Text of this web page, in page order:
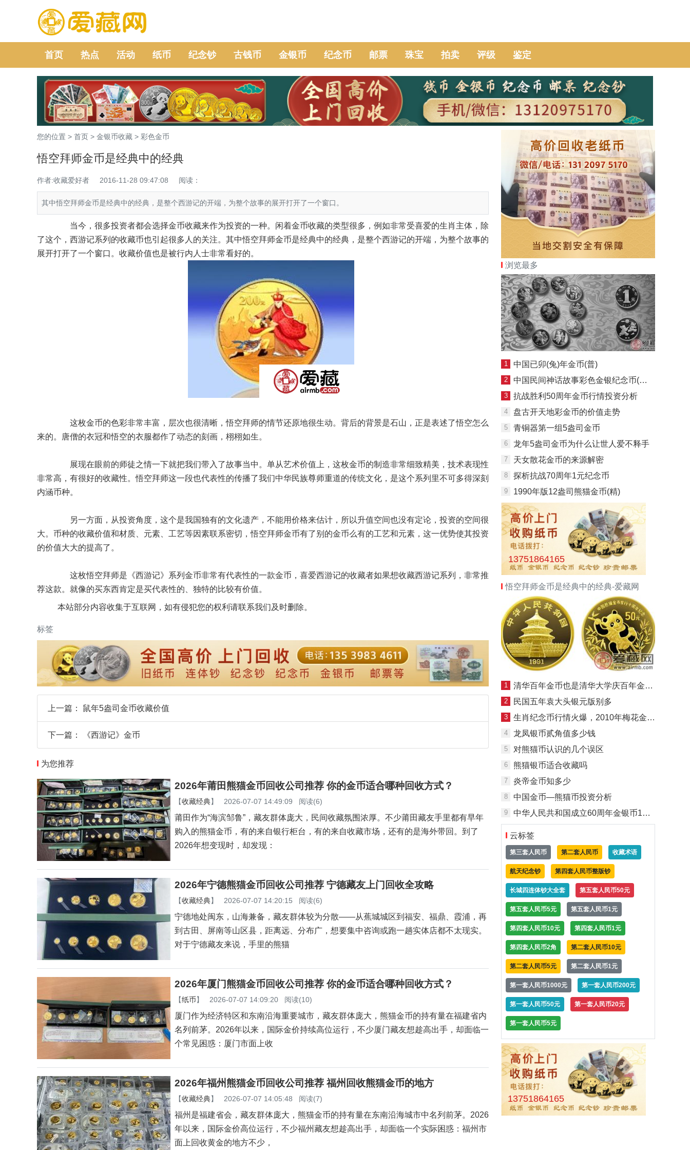
首页 热点 活动 纸币 纪念钞 古钱币 金银币 纪念币 邮票 珠宝 拍卖 评级 鉴定
您的位置 > 首页 > 金银币收藏 > 彩色金币
悟空拜师金币是经典中的经典
作者:收藏爱好者 2016-11-28 09:47:08 阅读：
其中悟空拜师金币是经典中的经典，是整个西游记的开端，为整个故事的展开打开了一个窗口。
当今，很多投资者都会选择金币收藏来作为投资的一种。闲着金币收藏的类型很多，例如非常受喜爱的生肖主体，除
了这个，西游记系列的收藏币也引起很多人的关注。其中悟空拜师金币是经典中的经典，是整个西游记的开端，为整个故事的
展开打开了一个窗口。收藏价值也是被行内人士非常看好的。
这枚金币的色彩非常丰富，层次也很清晰，悟空拜师的情节还原地很生动。背后的背景是石山，正是表述了悟空怎么
来的。唐僧的衣冠和悟空的衣服都作了动态的刻画，栩栩如生。
展现在眼前的师徒之情一下就把我们带入了故事当中。单从艺术价值上，这枚金币的制造非常细致精美，技术表现性
非常高，有很好的收藏性。悟空拜师这一段也代表性的传播了我们中华民族尊师重道的传统文化，是这个系列里不可多得深刻
内涵币种。
另一方面，从投资角度，这个是我国独有的文化遗产，不能用价格来估计，所以升值空间也没有定论，投资的空间很
大。币种的收藏价值和材质、元素、工艺等因素联系密切，悟空拜师金币有了别的金币么有的工艺和元素，这一优势使其投资
的价值大大的提高了。
这枚悟空拜师是《西游记》系列金币非常有代表性的一款金币，喜爱西游记的收藏者如果想收藏西游记系列，非常推
荐这款。就像的买东西肯定是买代表性的、独特的比较有价值。
本站部分内容收集于互联网，如有侵犯您的权利请联系我们及时删除。
标签
上一篇： 鼠年5盎司金币收藏价值
下一篇： 《西游记》金币
为您推荐
2026年莆田熊猫金币回收公司推荐 你的金币适合哪种回收方式？
【收藏经典】 2026-07-07 14:49:09 阅读(6)
莆田作为“海滨邹鲁”，藏友群体庞大，民间收藏氛围浓厚。不少莆田藏友手里都有早年
购入的熊猫金币，有的来自银行柜台，有的来自收藏市场，还有的是海外带回。到了
2026年想变现时，却发现：
2026年宁德熊猫金币回收公司推荐 宁德藏友上门回收全攻略
【收藏经典】 2026-07-07 14:20:15 阅读(6)
宁德地处闽东，山海兼备，藏友群体较为分散——从蕉城城区到福安、福鼎、霞浦，再
到古田、屏南等山区县，距离远、分布广，想要集中咨询或跑一趟实体店都不太现实。
对于宁德藏友来说，手里的熊猫
2026年厦门熊猫金币回收公司推荐 你的金币适合哪种回收方式？
【纸币】 2026-07-07 14:09:20 阅读(10)
厦门作为经济特区和东南沿海重要城市，藏友群体庞大，熊猫金币的持有量在福建省内
名列前茅。2026年以来，国际金价持续高位运行，不少厦门藏友想趁高出手，却面临一
个常见困惑：厦门市面上收
2026年福州熊猫金币回收公司推荐 福州回收熊猫金币的地方
【收藏经典】 2026-07-07 14:05:48 阅读(7)
福州是福建省会，藏友群体庞大，熊猫金币的持有量在东南沿海城市中名列前茅。2026
年以来，国际金价高位运行，不少福州藏友想趁高出手，却面临一个实际困惑：福州市
面上回收黄金的地方不少，
浏览最多
1 中国已卯(兔)年金币(普)
2 中国民间神话故事彩色金银纪念币(第3组)1盎司彩色圆形银质纪念币
3 抗战胜利50周年金币行情投资分析
4 盘古开天地彩金币的价值走势
5 青铜器第一组5盎司金币
6 龙年5盎司金币为什么让世人爱不释手
7 天女散花金币的来源解密
8 探析抗战70周年1元纪念币
9 1990年版12盎司熊猫金币(精)
13751864165
悟空拜师金币是经典中的经典-爱藏网
1 清华百年金币也是清华大学庆百年金币收藏热火发展
2 民国五年袁大头银元版别多
3 生肖纪念币行情火爆，2010年梅花金银虎受热捧
4 龙凤银币贰角值多少钱
5 对熊猫币认识的几个误区
6 熊猫银币适合收藏吗
7 炎帝金币知多少
8 中国金币—熊猫币投资分析
9 中华人民共和国成立60周年金银币1盎司银币
云标签
第三套人民币 第二套人民币 收藏术语
航天纪念钞 第四套人民币整版钞
长城四连体钞大全套 第五套人民币50元
第五套人民币5元 第五套人民币1元
第四套人民币10元 第四套人民币1元
第四套人民币2角 第二套人民币10元
第二套人民币5元 第二套人民币1元
第一套人民币1000元 第一套人民币200元
第一套人民币50元 第一套人民币20元
第一套人民币5元
13751864165